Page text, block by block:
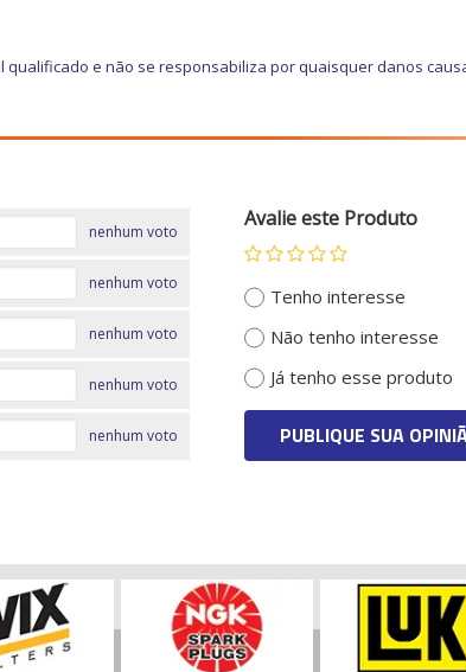
e não se responsabiliza por quaisquer danos
nenhum voto
nenhum voto
nenhum voto
nenhum voto
nenhum voto
Avalie este Produto
Tenho interesse
Não tenho interesse
Já tenho esse produto
PUBLIQUE SUA